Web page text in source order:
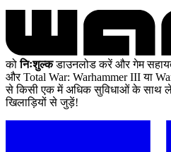
कोनिःशुल्कडाउनलोड करें और गेम
और Total War: Warhammer III या
से किसी एक में अधिक सुविधाओं के साथ
खिलाड़ियों से जुड़ें!